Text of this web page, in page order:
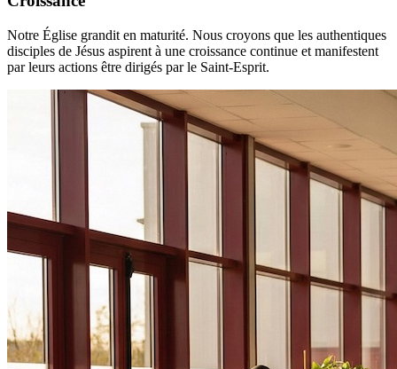
Notre Église grandit en maturité. Nous croyons que les authentiques
disciples de Jésus aspirent à une croissance continue et manifestent
par leurs actions être dirigés par le Saint-Esprit.